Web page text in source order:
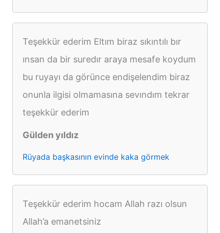
Teşekkür ederim Eltım biraz sıkıntılı bır
ınsan da bir suredır araya mesafe koydum
bu ruyayı da görünce endişelendim biraz
onunla ilgisi olmamasına sevındım tekrar
teşekkür ederim
Gülden yıldız
Rüyada başkasının evinde kaka görmek
Teşekkür ederim hocam Allah razı olsun
Allah’a emanetsiniz